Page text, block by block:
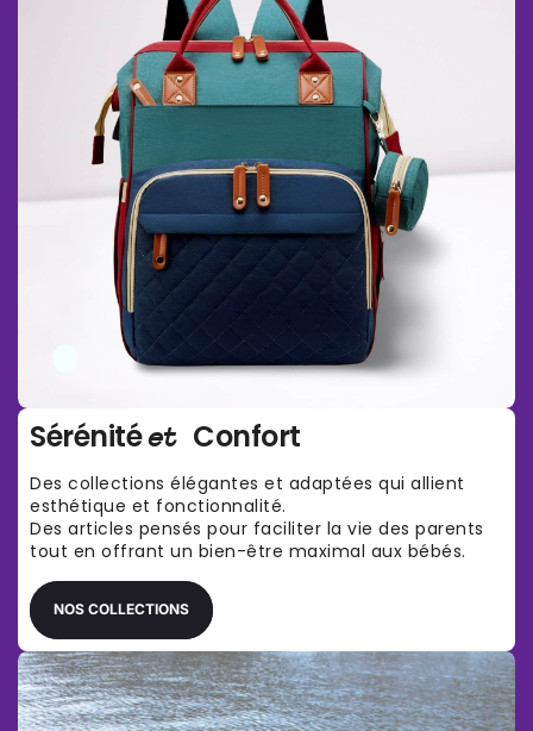
Sérénitéet Confort
Des collections élégantes et adaptées qui allient
esthétique et fonctionnalité.
Des articles pensés pour faciliter la vie des parents
tout en offrant un bien-être maximal aux bébés.
NOS COLLECTIONS